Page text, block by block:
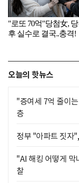
오늘의 핫뉴스
"증여세 7억 줄이
층
정부 "아파트 짓자
"AI 해킹 어떻게
찰